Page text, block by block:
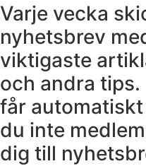
Varje vecka
nyhetsbrev
viktigaste
och andra tips.
får
du inte
dig till